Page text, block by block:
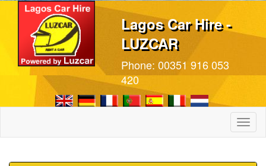
Lagos Car Hire -
LUZCAR
Phone:00351 916 053
420